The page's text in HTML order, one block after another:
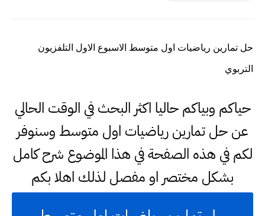
حل تمارين رياضيات اول متوسط الاسبوع الاول التلفزيون
التربوي
حياكم وبياكم حاليا اكثر البحث في الوقت الحالي
عن حل تمارين رياضيات اول متوسط وسنوفر
لكم في هذه الصفحة في هذا الموضوع شرح كامل
بشكل مختصر او مفصل لذلك اهلا بكم